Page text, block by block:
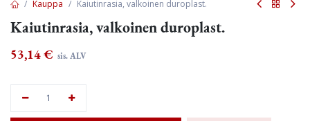
Kauppa Kaiutinrasia, valkoinen duroplast.
Kaiutinrasia, valkoinen duroplast.
53,14€ sis. ALV